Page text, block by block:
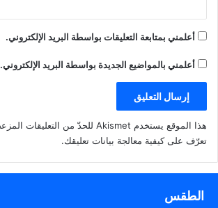
أعلمني بمتابعة التعليقات بواسطة البريد الإلكتروني.
أعلمني بالمواضيع الجديدة بواسطة البريد الإلكتروني.
هذا الموقع يستخدم Akismet للحدّ من التعليقات المزعجة والغير مرغوبة.
تعرّف على كيفية معالجة بيانات تعليقك.
الطقس